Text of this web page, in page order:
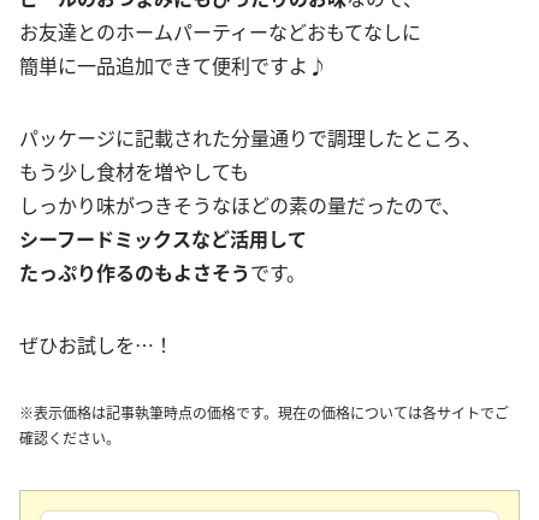
お友達とのホームパーティーなどおもてなしに
簡単に一品追加できて便利ですよ♪
パッケージに記載された分量通りで調理したところ、
もう少し食材を増やしても
しっかり味がつきそうなほどの素の量だったので、
シーフードミックスなど活用して
たっぷり作るのもよさそうです。
ぜひお試しを…！
※表示価格は記事執筆時点の価格です。現在の価格については各サイトでご
確認ください。